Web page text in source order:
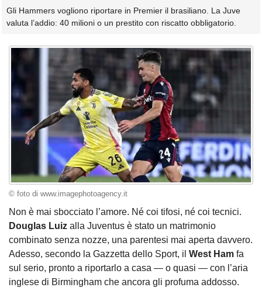
Gli Hammers vogliono riportare in Premier il brasiliano. La Juve
valuta l’addio: 40 milioni o un prestito con riscatto obbligatorio.
© foto di www.imagephotoagency.it
Non è mai sbocciato l’amore. Né coi tifosi, né coi tecnici.
Douglas Luiz alla Juventus è stato un matrimonio
combinato senza nozze, una parentesi mai aperta davvero.
Adesso, secondo la Gazzetta dello Sport, il West Ham fa
sul serio, pronto a riportarlo a casa — o quasi — con l’aria
inglese di Birmingham che ancora gli profuma addosso.